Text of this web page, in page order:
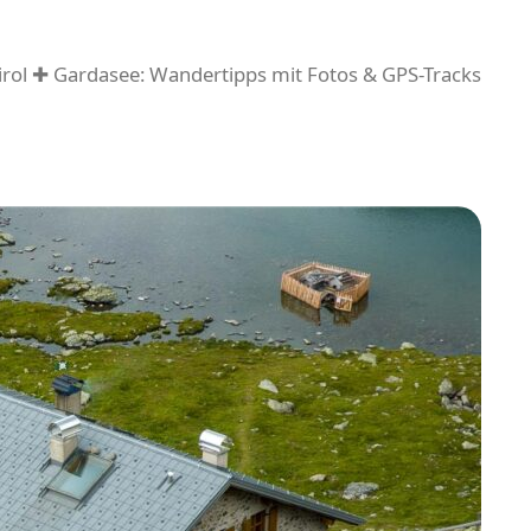
✚ Gardasee: Wandertipps mit Fotos & GPS-Tracks